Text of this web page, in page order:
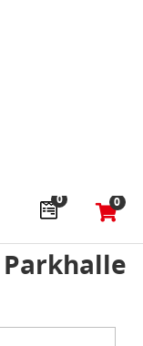
Parkhalle